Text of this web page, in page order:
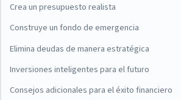
Crea un presupuesto realista
Construye un fondo de emergencia
Elimina deudas de manera estratégica
Inversiones inteligentes para el futuro
Consejos adicionales para el éxito financiero